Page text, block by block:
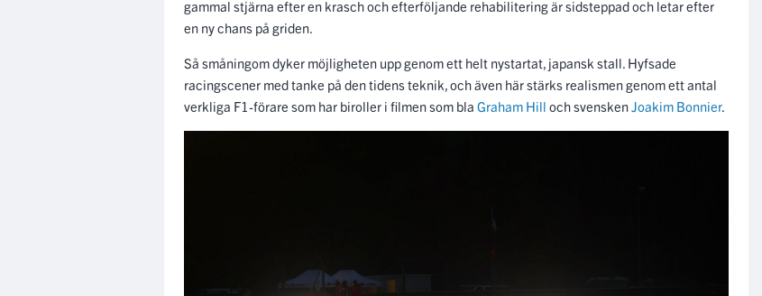
gammal stjärna efter en krasch och efterföljande rehabilitering är sidsteppad och letar efter
en ny chans på griden.
Så småningom dyker möjligheten upp genom ett helt nystartat, japansk stall. Hyfsade
racingscener med tanke på den tidens teknik, och även här stärks realismen genom ett antal
verkliga F1-förare som har biroller i filmen som bla Graham Hill och svensken Joakim Bonnier.